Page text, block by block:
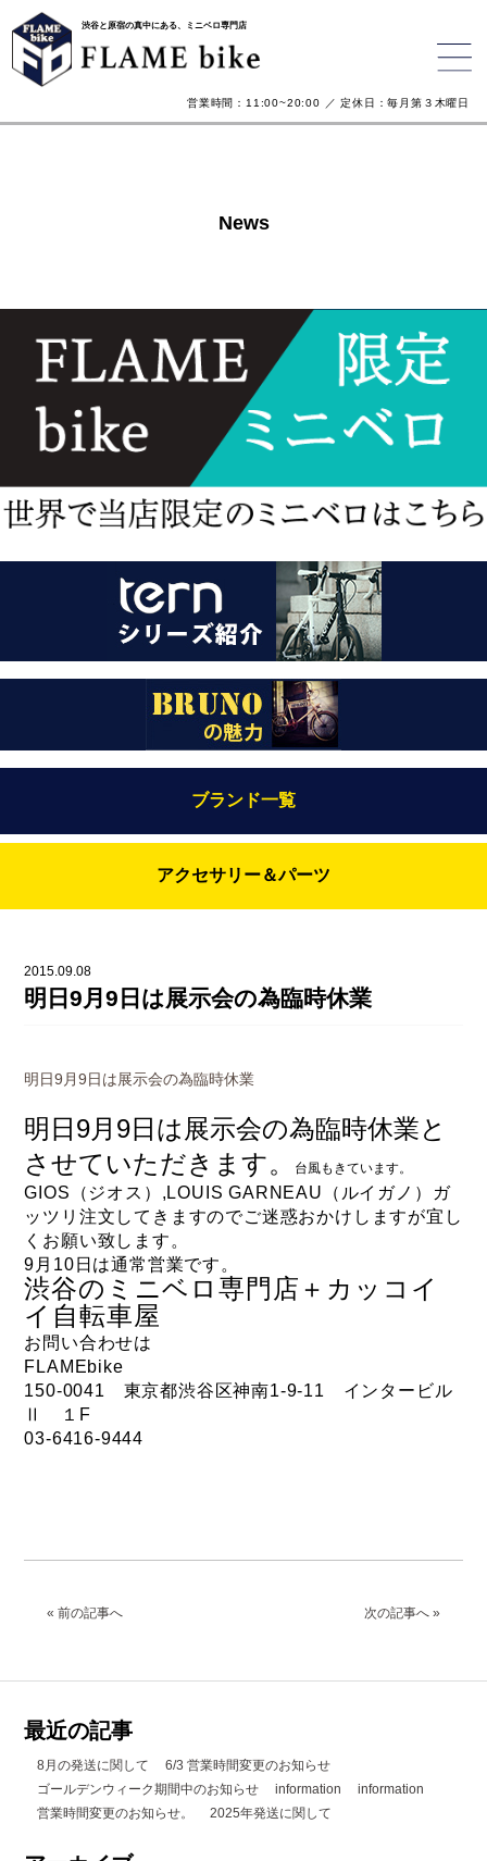
渋谷と原宿の真中にある、ミニベロ専門店
営業時間：11:00~20:00 ／ 定休日：毎月第３木曜日
News
ブランド一覧
Bianchi（ビアンキ）
BRUNO(ブルーノ)
DAHON（ダホーン）
KUWAHARA（クワハラ）
MASI（マージ）
PASHLEY（パシュレー）
RITEWAY（ライトウェイ）
tern（ターン）
tern Crest
tern SURGE
tern SURGE PRO
アクセサリー＆パーツ
knog（ノグ）
カスタム ペイント
マルイのかわいいキャップ
2015.09.08
明日9月9日は展示会の為臨時休業
明日9月9日は展示会の為臨時休業
明日9月9日は展示会の為臨時休業と
させていただきます。
台風もきています。
GIOS（ジオス）,LOUIS GARNEAU（ルイガノ）ガ
ッツリ注文してきますのでご迷惑おかけしますが宜し
くお願い致します。
9月10日は通常営業です。
渋谷のミニベロ専門店＋カッコイ
イ自転車屋
お問い合わせは
FLAMEbike
150-0041 東京都渋谷区神南1-9-11 インタービル
Ⅱ １F
03-6416-9444
次の記事へ »
« 前の記事へ
最近の記事
8月の発送に関して
6/3 営業時間変更のお知らせ
ゴールデンウィーク期間中のお知らせ
information
information
営業時間変更のお知らせ。
2025年発送に関して